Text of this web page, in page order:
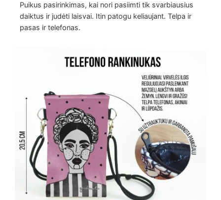
Puikus pasirinkimas, kai nori pasiimti tik svarbiausius
daiktus ir judėti laisvai. Itin patogu keliaujant. Telpa ir
pasas ir telefonas.